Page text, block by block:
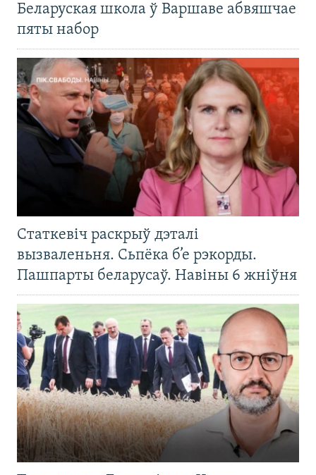
Беларуская школа ў Варшаве абвяшчае
пяты набор
Статкевіч раскрыў дэталі
вызваленьня. Сьпёка б’е рэкорды.
Пашпарты беларусаў. Навіны 6 жніўня